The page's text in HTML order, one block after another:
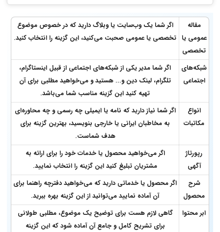
مقاله
عمومی یا
تخصصی
اگر شما یک وب‌سایت یا وبلاگ دارید که در خصوص موضوع
تخصصی یا عمومی صحبت می‌کنید، این گزینه را انتخاب کنید.
شبکه‌های
اجتماعی
اگر شما مدیر یکی از شبکه‌های اجتماعی از قبیل اینستاگرام،
تلگرام، لینک دین و... هستید و می‌خواهید مطلبی برای آن
تهیه کنید این گزینه مناسب شما می‌باشد.
انواع
مکاتبات
اگر شما نیاز دارید که نامه یا ایمیلی چه رسمی و چه محاوره‌ای
به مخاطبان ایرانی یا خارجی بنویسید، بهترین گزینه برای
هدف شماست.
رپورتاژ
آگهی
اگر می‌خواهید محصول یا خدمات خود را برای ارائه به
مشتریان تبلیغ کنید این گزینه را انتخاب نمایید.
شرح
محصول
اگر محصول یا خدماتی دارید که می‌خواهید دفترچه راهنما برای
آن آماده نمایید می‌توانید از این گزینه بهره ببرید.
ابر محتوا
گاهی لازم هست برای توضیح یک موضوع، مطلبی طولانی
برای تشریح کامل و جامع آن آماده شود که این گزینه